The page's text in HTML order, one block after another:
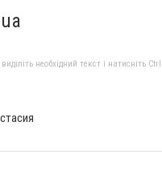
необхідний текст і натисніть